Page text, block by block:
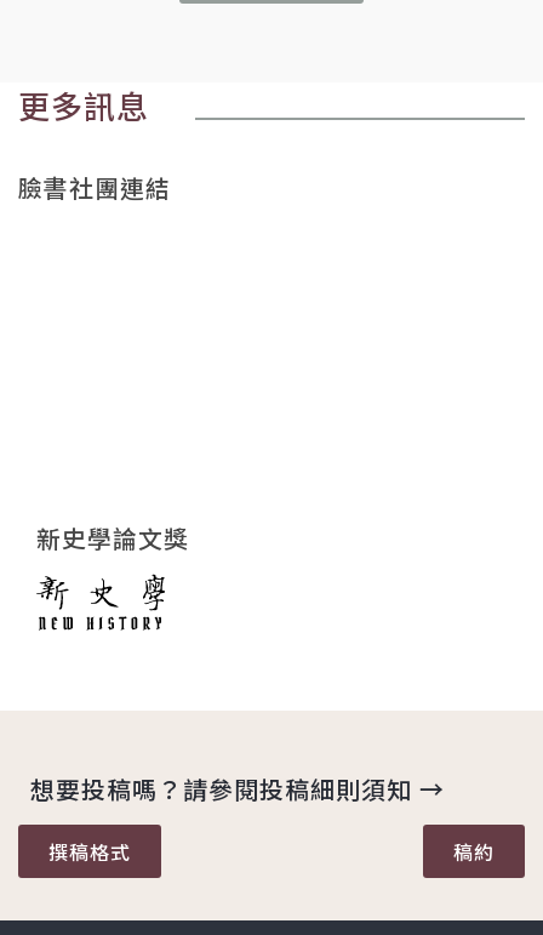
更多訊息
臉書社團連結
新史學論文獎
想要投稿嗎？請參閱投稿細則須知 →
撰稿格式 稿約